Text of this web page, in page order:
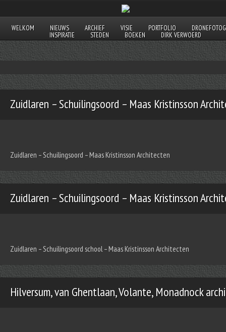
WELKOM NIEUWS ARCHIEF VISIE PORTFOLIO
INSPIRATIE
STEDEN BOEKEN DIRK VERWOERD
Zuidlaren – Schuilingsoord – Maas Kristinsson
Zuidlaren – Schuilingsoord – Maas Kristinsson Architecten
Zuidlaren – Schuilingsoord – Maas Kristinsson
Zuidlaren – Schuilingsoord school – Maas Kristinsson Architecten
Hilversum, van Ghentlaan, Volante, Monadnock